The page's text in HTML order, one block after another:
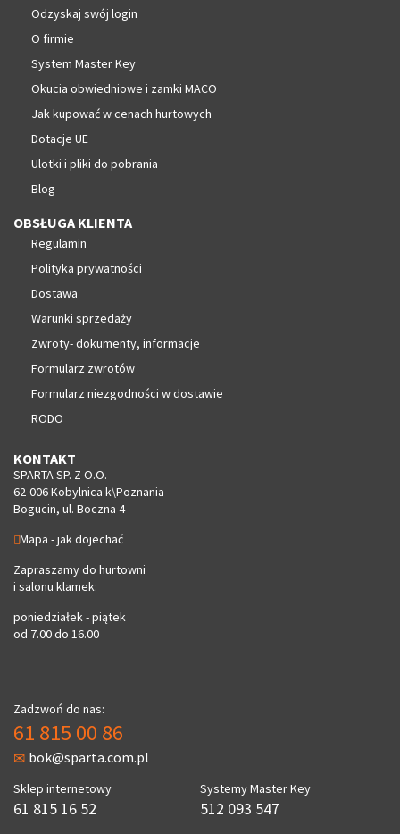
Odzyskaj swój login
O firmie
System Master Key
Okucia obwiedniowe i zamki MACO
Jak kupować w cenach hurtowych
Dotacje UE
Ulotki i pliki do pobrania
Blog
OBSŁUGA KLIENTA
Regulamin
Polityka prywatności
Dostawa
Warunki sprzedaży
Zwroty- dokumenty, informacje
Formularz zwrotów
Formularz niezgodności w dostawie
RODO
KONTAKT
SPARTA SP. Z O.O.
62-006 Kobylnica k\Poznania
Bogucin, ul. Boczna 4
Mapa - jak dojechać
Zapraszamy do hurtowni
i salonu klamek:
poniedziałek - piątek
od 7.00 do 16.00
Zadzwoń do nas:
61 815 00 86
bok@sparta.com.pl
Sklep internetowy
61 815 16 52
Systemy Master Key
512 093 547